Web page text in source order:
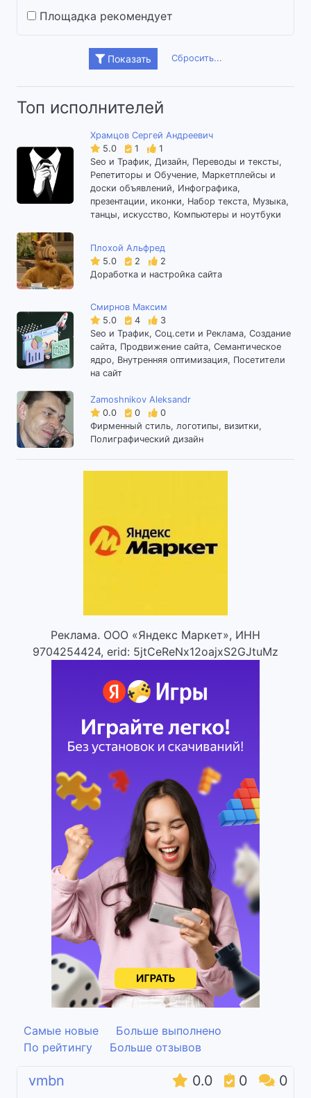
Площадка рекомендует
Показать Сбросить...
Топ исполнителей
Храмцов Сергей Андреевич
5.0
1
1
Seo и Трафик, Дизайн, Переводы и тексты,
Репетиторы и Обучение, Маркетплейсы и
доски объявлений, Инфографика,
презентации, иконки, Набор текста, Музыка,
танцы, искусство, Компьютеры и ноутбуки
Плохой Альфред
5.0
2
2
Доработка и настройка сайта
Смирнов Максим
5.0
4
3
Seo и Трафик, Соц.сети и Реклама, Создание
сайта, Продвижение сайта, Семантическое
ядро, Внутренняя оптимизация, Посетители
на сайт
Zamoshnikov Aleksandr
0.0
0
0
Фирменный стиль, логотипы, визитки,
Полиграфический дизайн
Реклама. ООО «Яндекс Маркет», ИНН
9704254424, erid: 5jtCeReNx12oajxS2GJtuMz
Самые новые
Больше выполнено
По рейтингу
Больше отзывов
0.0 0 0
vmbn